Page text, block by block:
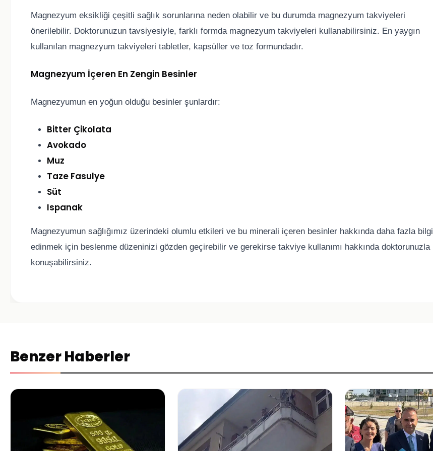
Magnezyum eksikliği çeşitli sağlık sorunlarına neden olabilir ve bu durumda magnezyum takviyeleri
önerilebilir. Doktorunuzun tavsiyesiyle, farklı formda magnezyum takviyeleri kullanabilirsiniz. En yaygın
kullanılan magnezyum takviyeleri tabletler, kapsüller ve toz formundadır.
Magnezyum İçeren En Zengin Besinler
Magnezyumun en yoğun olduğu besinler şunlardır:
Bitter Çikolata
Avokado
Muz
Taze Fasulye
Süt
Ispanak
Magnezyumun sağlığımız üzerindeki olumlu etkileri ve bu minerali içeren besinler hakkında daha fazla bilgi
edinmek için beslenme düzeninizi gözden geçirebilir ve gerekirse takviye kullanımı hakkında doktorunuzla
konuşabilirsiniz.
Benzer Haberler